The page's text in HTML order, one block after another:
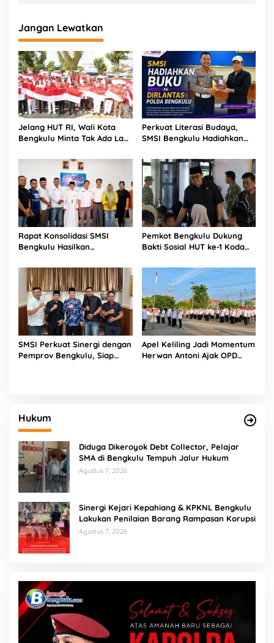
Jangan Lewatkan
Jelang HUT RI, Wali Kota
Bengkulu Minta Tak Ada Lagi
Pemerintah
Perkuat Literasi Budaya,
SMSI Bengkulu Hadiahkan
Polda
Rapat Konsolidasi SMSI
Bengkulu Hasilkan
Pokja Newsroom Kolaboratif
Pemkot Bengkulu Dukung
Bakti Sosial HUT ke-1 Kodam
Sinergi untuk Masyarakat
SMSI Perkuat Sinergi dengan
Pemprov Bengkulu, Siap
Apel Keliling Jadi Momentum
Herwan Antoni Ajak OPD
Hukum
Diduga Dikeroyok Debt Collector, Pelajar
SMA di Bengkulu Tempuh Jalur Hukum
Agustus 7, 2026
Sinergi Kejari Kepahiang & KPKNL Bengkulu
Lakukan Penilaian Barang Rampasan Korupsi
Agustus 7, 2026